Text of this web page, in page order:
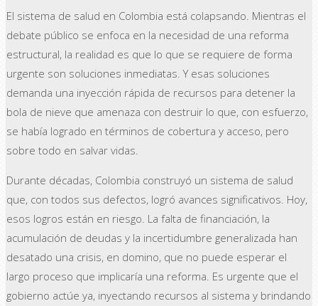
El sistema de salud en Colombia está colapsando. Mientras el
debate público se enfoca en la necesidad de una reforma
estructural, la realidad es que lo que se requiere de forma
urgente son soluciones inmediatas. Y esas soluciones
demanda una inyección rápida de recursos para detener la
bola de nieve que amenaza con destruir lo que, con esfuerzo,
se había logrado en términos de cobertura y acceso, pero
sobre todo en salvar vidas.
Durante décadas, Colombia construyó un sistema de salud
que, con todos sus defectos, logró avances significativos. Hoy,
esos logros están en riesgo. La falta de financiación, la
acumulación de deudas y la incertidumbre generalizada han
desatado una crisis, en domino, que no puede esperar el
largo proceso que implicaría una reforma. Es urgente que el
gobierno actúe ya, inyectando recursos al sistema y brindando